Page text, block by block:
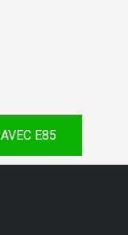
E85